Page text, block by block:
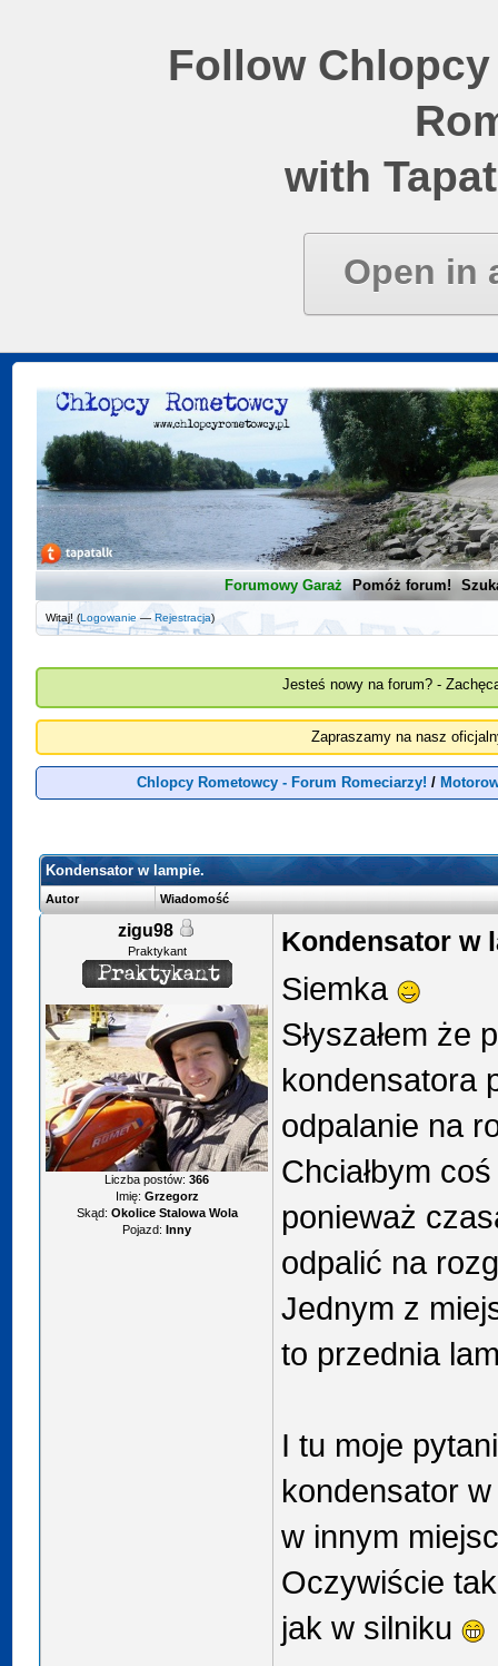
Follow
with
Open in
Forumowy Garaż Pomóż forum!
Witaj! (Logowanie —Rejestracja)
Jesteś nowy na forum? -
Zapraszamy na nasz
Chlopcy Rometowcy - Forum Romeciarzy! /
Kondensator w lampie.
Autor Wiadomość
zigu98
Praktykant
Liczba postów:366
Imię: Grzegorz
Skąd: Okolice Stalowa Wola
Pojazd: Inny
Kondensator w
Siemka
Słyszałem że
kondensatora
odpalanie na
Chciałbym
ponieważ
odpalić na
Jednym z
to przednia
I tu moje
kondensator
w innym
Oczywiście tak
jak w silniku